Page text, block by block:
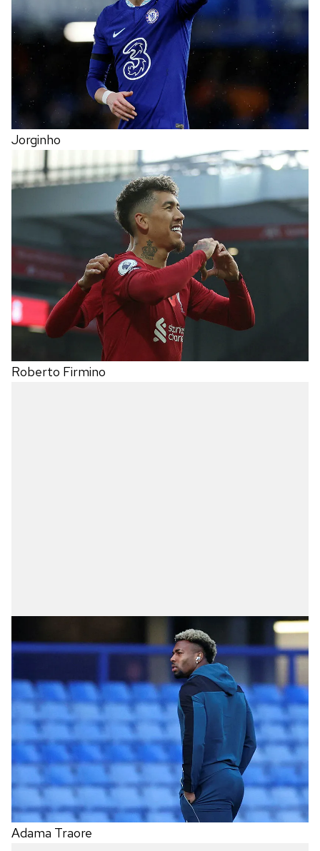
Jorginho
Roberto Firmino
Adama Traore